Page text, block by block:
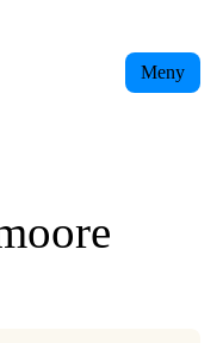
Meny